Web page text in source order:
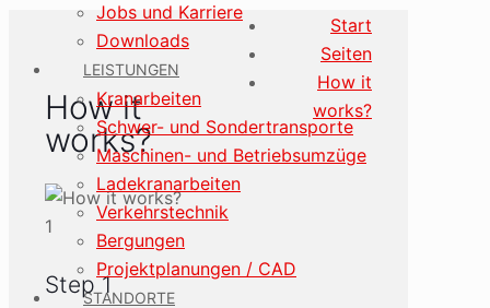
Jobs und Karriere
Downloads
LEISTUNGEN
Kranarbeiten
Schwer- und Sondertransporte
Maschinen- und Betriebsumzüge
Ladekranarbeiten
Verkehrstechnik
Bergungen
Projektplanungen / CAD
STANDORTE
Start
Seiten
How it
works?
How it
works?
1
Step 1